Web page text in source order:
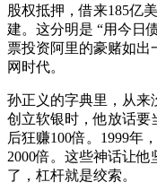
股权抵押，借来185亿
建。这分明是 “用今日
票投资阿里的豪赌如出
网时代。
孙正义的字典里，从来
创立软银时，他放话要
后狂赚100倍。1999年
2000倍。这些神话让
了，杠杆就是绞索。